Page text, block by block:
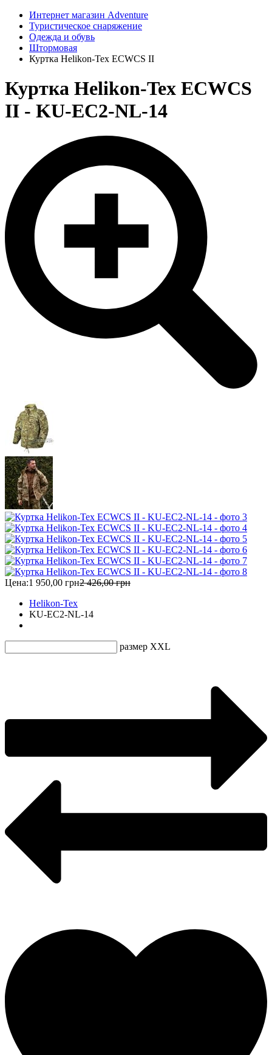
Интернет магазин Adventure
Туристическое снаряжение
Одежда и обувь
Штормовая
Куртка Helikon-Tex ECWCS II
Куртка Helikon-Tex ECWCS
II - KU-EC2-NL-14
Цена:1 950,00 грн2 426,00 грн
Helikon-Tex
KU-EC2-NL-14
размер XXL